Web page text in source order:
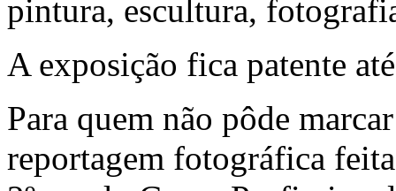
pintura, escultura,
A exposição fica patente
Para quem não pôde
reportagem fotográfica